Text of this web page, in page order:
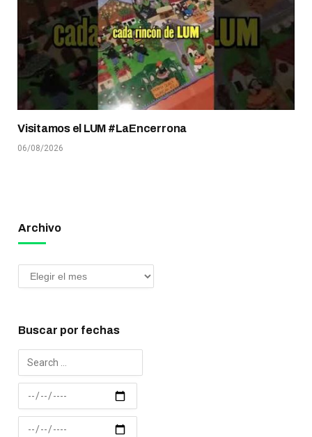
Visitamos el LUM #LaEncerrona
06/08/2026
Archivo
Buscar por fechas